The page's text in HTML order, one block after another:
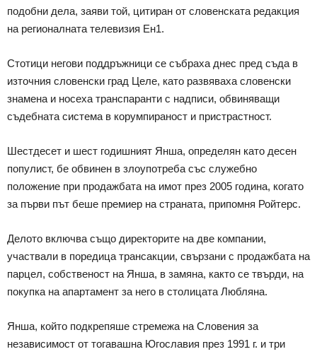
подобни дела, заяви той, цитиран от словенската редакция
на регионалната телевизия Ен1.
Стотици негови поддръжници се събраха днес пред съда в
източния словенски град Целе, като развяваха словенски
знамена и носеха транспаранти с надписи, обвиняващи
съдебната система в корумпираност и пристрастност.
Шестдесет и шест годишният Янша, определян като десен
популист, бе обвинен в злоупотреба със служебно
положение при продажбата на имот през 2005 година, когато
за първи път беше премиер на страната, припомня Ройтерс.
Делото включва също директорите на две компании,
участвали в поредица трансакции, свързани с продажбата на
парцел, собственост на Янша, в замяна, както се твърди, на
покупка на апартамент за него в столицата Любляна.
Янша, който подкрепяше стремежа на Словения за
независимост от тогавашна Югославия през 1991 г. и три